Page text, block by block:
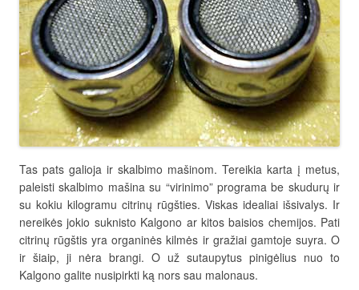
Tas pats galioja ir skalbimo mašinom. Tereikia karta į metus,
paleisti skalbimo mašina su “virinimo” programa be skudurų ir
su kokiu kilogramu citrinų rūgšties. Viskas idealiai išsivalys. Ir
nereikės jokio suknisto Kalgono ar kitos baisios chemijos. Pati
citrinų rūgštis yra organinės kilmės ir gražiai gamtoje suyra. O
ir šiaip, ji nėra brangi. O už sutaupytus pinigėlius nuo to
Kalgono galite nusipirkti ką nors sau malonaus.